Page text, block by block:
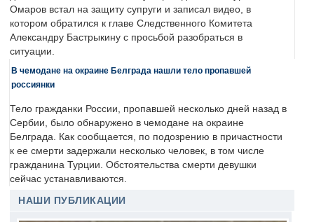
Омаров встал на защиту супруги и записал видео, в
котором обратился к главе Следственного Комитета
Александру Бастрыкину с просьбой разобраться в
ситуации.
В чемодане на окраине Белграда нашли тело пропавшей
россиянки
Тело гражданки России, пропавшей несколько дней назад в
Сербии, было обнаружено в чемодане на окраине
Белграда. Как сообщается, по подозрению в причастности
к ее смерти задержали несколько человек, в том числе
гражданина Турции. Обстоятельства смерти девушки
сейчас устанавливаются.
НАШИ ПУБЛИКАЦИИ